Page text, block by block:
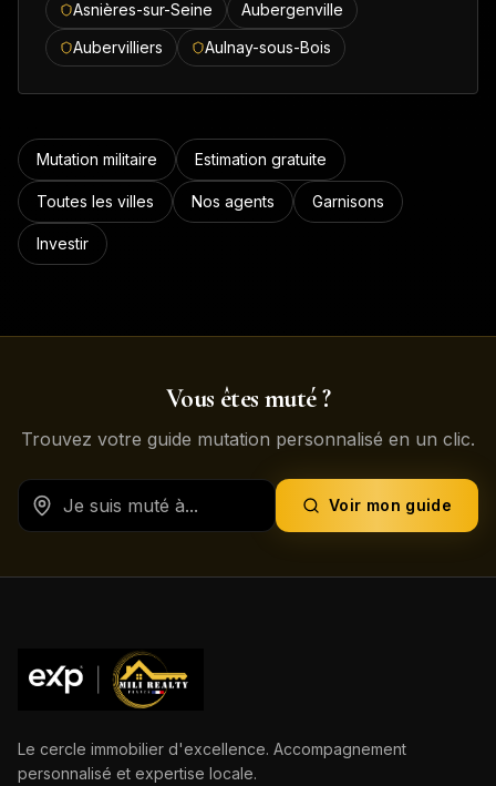
Asnières-sur-Seine
Aubergenville
Aubervilliers
Aulnay-sous-Bois
Mutation militaire Estimation gratuite
Toutes les villes Nos agents Garnisons
Investir
Vous êtes muté ?
Trouvez votre guide mutation personnalisé en un clic.
Voir mon guide
Le cercle immobilier d'excellence. Accompagnement
personnalisé et expertise locale.